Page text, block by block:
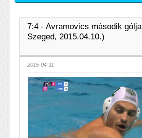
7:4 - Avramovics második
Szeged, 2015.04.10.)
2015-04-11